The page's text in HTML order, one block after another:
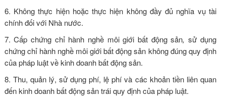
6. Không thực hiện hoặc thực hiện không đầy đủ nghĩa vụ tài
chính đối với Nhà nước.
7. Cấp chứng chỉ hành nghề môi giới bất động sản,sử dụng
chứng chỉ hành nghề môi giới bất động sản không đúng quy định
của pháp luật về kinh doanh bất động sản.
8. Thu, quản lý, sử dụng phí, lệ phí và các khoản tiền liên quan
đến kinh doanh bất động sản trái quy định của pháp luật.